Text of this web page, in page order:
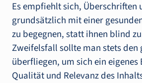
Es empfiehlt sich, Überschriften
grundsätzlich mit einer
zu begegnen, statt ihnen blind
Zweifelsfall sollte man stets den
überfliegen, um sich ein
Qualität und Relevanz des